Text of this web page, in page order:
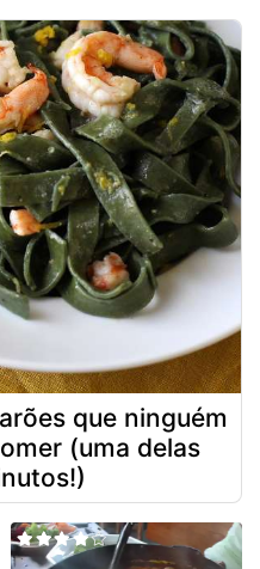
que ninguém
(uma delas